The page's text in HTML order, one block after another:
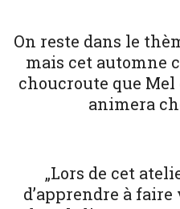
On reste dans le
mais cet automne
choucroute que Mel
animera
„Lors de cet
d’apprendre à